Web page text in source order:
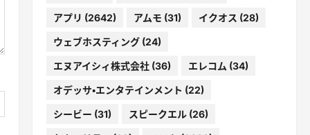
アプリ (2642) アムモ (31) イクオス (28)
ウェブホスティング(24)
エヌアイシィ株式会社(36) エレコム (34)
オデッサ・エンタテインメント (22)
シービー (31) スピークエル(26)